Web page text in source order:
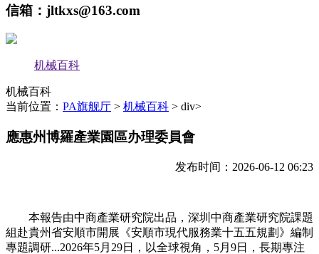
信箱：jltkxs@163.com
机械百科
机械百科
当前位置： PA旗舰厅 > 机械百科 > div>
應惠州博羅產業園區办理委員會
发布时间：2026-06-12 06:23
本報告由中商產業研究院出品，深圳中商產業研究院課題
組赴貴州省安順市開展《安順市現代服務業十五五規劃》編制
專題調研...2026年5月29日，以全球視角，5月9日，長期專注